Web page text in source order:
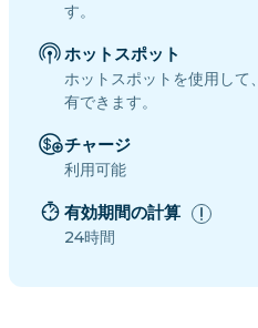
す。
ホットスポット
ホットスポットを使用して
有できます。
チャージ
利用可能
有効期間の計算
24時間